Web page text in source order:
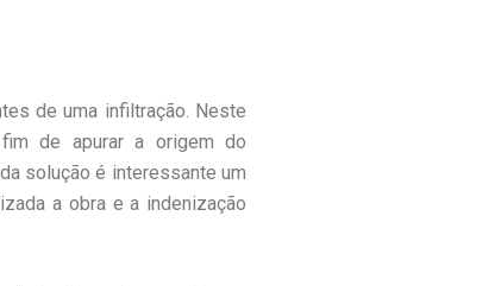
de uma infiltração. Neste
de apurar a origem do
solução é interessante um
a obra e a indenização